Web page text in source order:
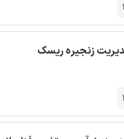
زنجیره ریسک